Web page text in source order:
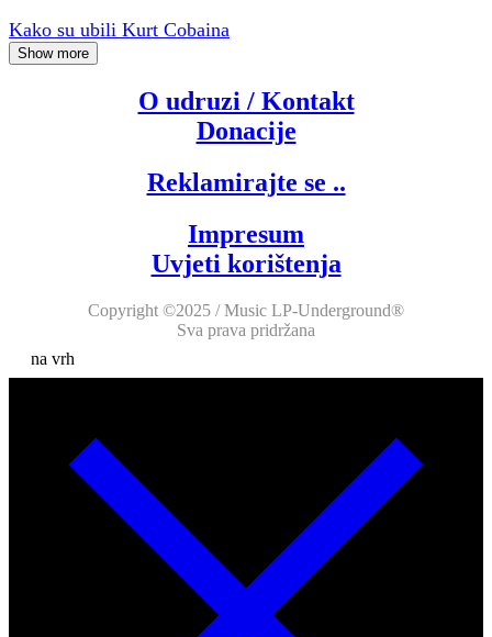
Kako su ubili Kurt Cobaina
Show more
O udruzi / Kontakt
Donacije
Reklamirajte se ..
Impresum
Uvjeti korištenja
Copyright ©2025 / Music LP-Underground®
Sva prava pridržana
na vrh